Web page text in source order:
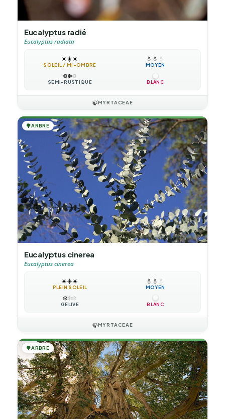
Eucalyptus radié
Eucalyptus radiata
☀️☀️☀️
SOLEIL / MI-OMBRE
💧 💧 💧
MOYEN
❄️❄️❄️
SEMI-RUSTIQUE BLANC
🍃MYRTACEAE
🌳ARBRE
Eucalyptus cinerea
Eucalyptus cinerea
☀️☀️☀️
PLEIN SOLEIL
💧 💧 💧
MOYEN
❄️❄️❄️
GÉLIVE BLANC
🍃MYRTACEAE
🌳ARBRE